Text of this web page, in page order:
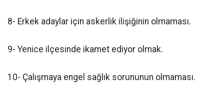
8- Erkek adaylar için askerlik ilişiğinin olmaması.
9- Yenice ilçesinde ikamet ediyor olmak.
10- Çalışmaya engel sağlık sorununun olmaması.